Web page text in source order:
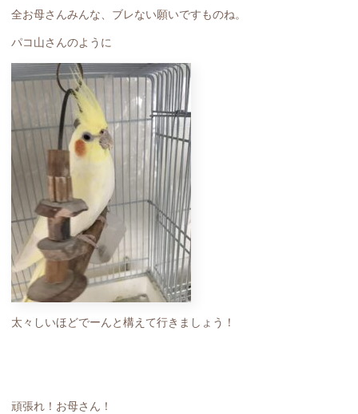
全お母さんみんな、ブレない願いですものね。
パコ山さんのように
太々しいほどでーんと構えて行きましょう！
頑張れ！お母さん！